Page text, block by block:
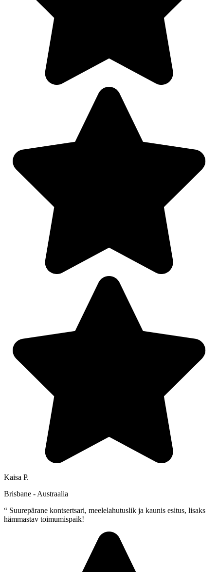
Kaisa P.
Brisbane - Austraalia
“ Suurepärane kontsertsari, meelelahutuslik ja kaunis esitus, lisaks
hämmastav toimumispaik!